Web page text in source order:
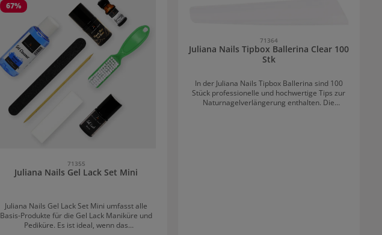
67%
71355
Juliana Nails Gel Lack Set Mini
Juliana Nails Gel Lack Set Mini umfasst alle
Basis-Produkte für die Gel Lack Maniküre und
Pediküre. Es ist ideal, wenn das
71364
Juliana Nails Tipbox Ballerina Clear 100
Stk
In der Juliana Nails Tipbox Ballerina sind 100
Stück professionelle und hochwertige Tips zur
Naturnagelverlängerung enthalten. Die